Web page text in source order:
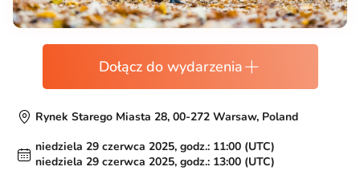
Dołącz do wydarzenia
Rynek Starego Miasta 28, 00-272 Warsaw, Poland
niedziela 29 czerwca 2025, godz.: 11:00 (UTC)
niedziela 29 czerwca 2025, godz.: 13:00 (UTC)